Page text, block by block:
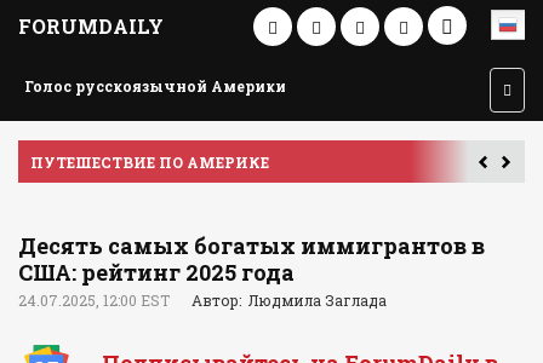
FORUMDAILY
Голос русскоязычной Америки
ПУТЕШЕСТВИЕ ПО АМЕРИКЕ
Десять самых богатых иммигрантов в
США: рейтинг 2025 года
24.07.2025, 12:00 EST Автор: Людмила Заглада